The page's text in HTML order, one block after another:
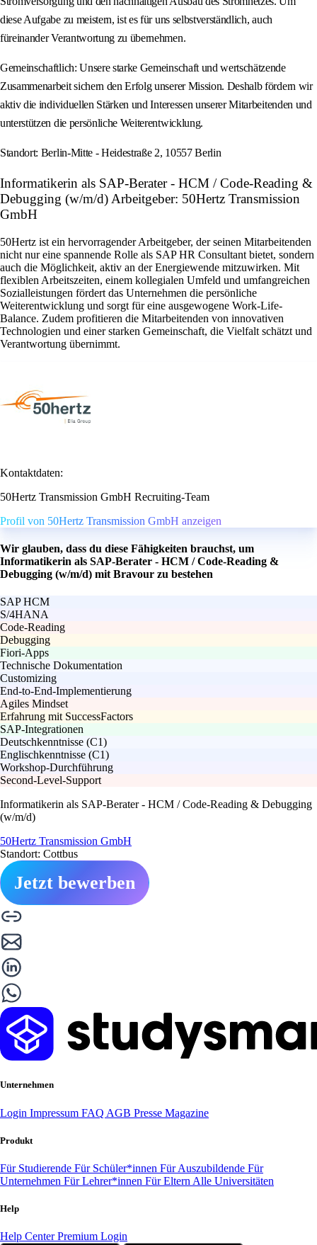
diese Aufgabe zu meistern, ist es für uns selbstverständlich, auch
füreinander Verantwortung zu übernehmen.
Gemeinschaftlich: Unsere starke Gemeinschaft und wertschätzende
Zusammenarbeit sichern den Erfolg unserer Mission. Deshalb fördern wir
aktiv die individuellen Stärken und Interessen unserer Mitarbeitenden und
unterstützen die persönliche Weiterentwicklung.
Standort: Berlin-Mitte - Heidestraße 2, 10557 Berlin
Informatikerin als SAP-Berater - HCM / Code-Reading &
Debugging (w/m/d) Arbeitgeber: 50Hertz Transmission
GmbH
50Hertz ist ein hervorragender Arbeitgeber, der seinen Mitarbeitenden
nicht nur eine spannende Rolle als SAP HR Consultant bietet, sondern
auch die Möglichkeit, aktiv an der Energiewende mitzuwirken. Mit
flexiblen Arbeitszeiten, einem kollegialen Umfeld und umfangreichen
Sozialleistungen fördert das Unternehmen die persönliche
Weiterentwicklung und sorgt für eine ausgewogene Work-Life-
Balance. Zudem profitieren die Mitarbeitenden von innovativen
Technologien und einer starken Gemeinschaft, die Vielfalt schätzt und
Verantwortung übernimmt.
Kontaktdaten:
50Hertz Transmission GmbH Recruiting-Team
Profil von 50Hertz Transmission GmbH anzeigen
Wir glauben, dass du diese Fähigkeiten brauchst, um
Informatikerin als SAP-Berater - HCM / Code-Reading &
Debugging (w/m/d) mit Bravour zu bestehen
SAP HCM
S/4HANA
Code-Reading
Debugging
Fiori-Apps
Technische Dokumentation
Customizing
End-to-End-Implementierung
Agiles Mindset
Erfahrung mit SuccessFactors
SAP-Integrationen
Deutschkenntnisse (C1)
Englischkenntnisse (C1)
Workshop-Durchführung
Second-Level-Support
Informatikerin als SAP-Berater - HCM / Code-Reading & Debugging
(w/m/d)
50Hertz Transmission GmbH
Standort: Cottbus
Jetzt bewerben
Unternehmen
Login Impressum FAQ AGB Presse Magazine
Produkt
Für Studierende Für Schüler*innen Für Auszubildende Für
Unternehmen Für Lehrer*innen Für Eltern Alle Universitäten
Help
Help CenterPremium Login